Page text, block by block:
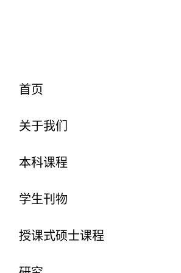
首页
关于我们
本科课程
学生刊物
授课式硕士课程